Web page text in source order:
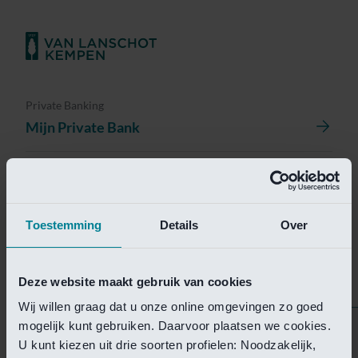
Toestemming Details Over
Deze website maakt gebruik van cookies
Wij willen graag dat u onze online omgevingen zo goed
mogelijk kunt gebruiken. Daarvoor plaatsen we cookies.
U kunt kiezen uit drie soorten profielen: Noodzakelijk,
Private Banking
Mijn Private Bank
Helaas is deze pagina